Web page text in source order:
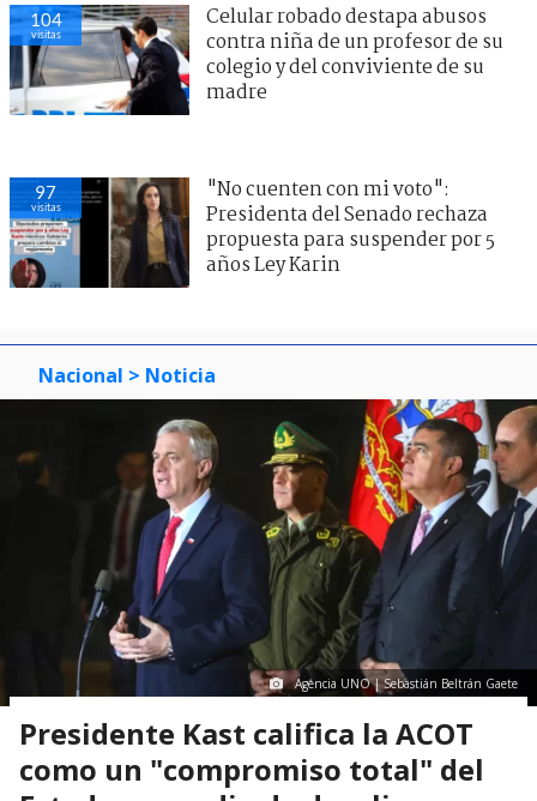
104
visitas
Celular robado destapa abusos
contra niña de un profesor de su
colegio y del conviviente de su
madre
97
visitas
"No cuenten con mi voto":
Presidenta del Senado rechaza
propuesta para suspender por 5
años Ley Karin
Nacional > Noticia
Agencia UNO | Sebastián Beltrán Gaete
Presidente Kast califica la ACOT
como un "compromiso total" del